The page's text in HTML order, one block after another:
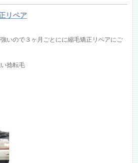
リペア
いので３ヶ月ごとにに縮毛矯正リペアにご
捻転毛